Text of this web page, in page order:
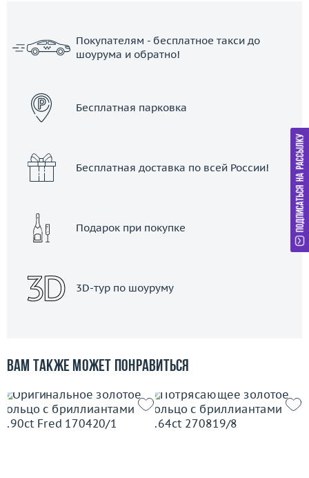
Покупателям - бесплатное такси до
шоурума и обратно!
Бесплатная парковка
Бесплатная доставка по всей России!
Подарок при покупке
3D-тур по шоуруму
Вам также может понравиться